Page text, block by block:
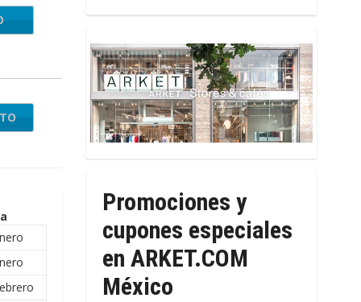
Promociones y
cupones especiales
en ARKET.COM
México